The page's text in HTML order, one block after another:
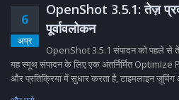
6
अप्र
OpenShot 3.5.1: तेज़
पूर्वावलोकन
OpenShot 3.5.1 संपादन को पहले से
यह स्मूथ संपादन के लिए एक अंतर्निर्मित Optimize
और प्रतिक्रिया में सुधार करता है, टाइमलाइन